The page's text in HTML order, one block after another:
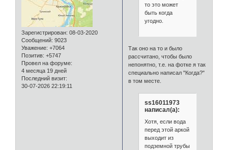
Зарегистрирован: 08-03-2020
Сообщений: 9023
Уважение: +7064
Позитив: +5747
Провел на форуме:
4 месяца 19 дней
Последний визит:
30-07-2026 22:19:11
то это может
быть когда
угодно.
Так оно на то и было
рассчитано, чтобы было
непонятно, т.е. на фотке я так
специально написал "Когда?"
в том месте.
ss16011973
написал(а):
Хотя, если вода
перед этой аркой
выходит из
подземной трубы